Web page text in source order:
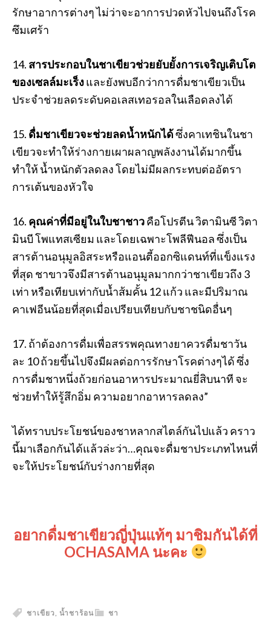
รักษาอาการต่างๆ ไม่ว่าจะอาการปวดหัวไปจนถึงโรค
ซึมเศร้า
14. สารประกอบในชาเขียวช่วยยับยั้งการเจริญเติบโต
ของเซลล์มะเร็งและยังพบอีกว่าการดื่มชาเขียวเป็น
ประจำช่วยลดระดับคอเลสเทอรอลในเลือดลงได้
15. ดื่มชาเขียวจะช่วยลดน้ำหนักได้ซึ่งคาเทชินในชา
เขียวจะทำให้ร่างกายเผาผลาญพลังงานได้มากขึ้น
ทำให้ น้ำหนักตัวลดลง โดยไม่มีผลกระทบต่ออัตรา
การเต้นของหัวใจ
16. คุณค่าที่มีอยู่ในใบชาชาวคือโปรตีน วิตามินซี วิตา
มินบี โพแทสเซียม และโดยเฉพาะโพลีฟีนอล ซึ่งเป็น
สารต้านอนุมูลอิสระหรือแอนตี้ออกซิแดนท์ที่แข็งแรง
ที่สุด ชาขาวจึงมีสารต้านอนุมูลมากกว่าชาเขียวถึง 3
เท่า หรือเทียบเท่ากับน้ำส้มคั้น 12 แก้ว และมีปริมาณ
คาเฟอีนน้อยที่สุดเมื่อเปรียบเทียบกับชาชนิดอื่นๆ
17. ถ้าต้องการดื่มเพื่อสรรพคุณทางยาควรดื่มชาวัน
ละ 10 ถ้วยขึ้นไปจึงมีผลต่อการรักษาโรคต่างๆได้ ซึ่ง
การดื่มชาหนึ่งถ้วยก่อนอาหารประมาณยี่สิบนาที จะ
ช่วยทำให้รู้สึกอิ่ม ความอยากอาหารลดลง”
ได้ทราบประโยชน์ของชาหลากสไตล์กันไปแล้ว คราว
นี้มาเลือกกันได้แล้วล่ะว่า…คุณจะดื่มชาประเภทไหนที่
จะให้ประโยชน์กับร่างกายที่สุด
อยากดื่มชาเขียวญี่ปุ่นแท้ๆ มาชิมกันได้ที่
OCHASAMA นะคะ
ชา
ชาเขียว น้ำชาร้อน